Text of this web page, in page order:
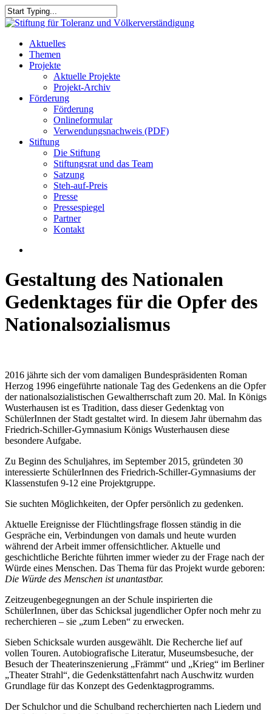
Skip
to
content
Close
search
Menu
Aktuelles
Themen
Projekte
Aktuelle Projekte
Projekt-Archiv
Förderung
Förderung
Onlineformular
Verwendungsnachweis (PDF)
Stiftung
Die Stiftung
Stiftungsrat und das Team
Satzung
Steh-auf-Preis
Presse
Pressespiegel
Partner
Kontakt
Gestaltung des Nationalen
Gedenktages für die Opfer des
Nationalsozialismus
2016 jährte sich der vom damaligen Bundespräsidenten Roman
Herzog 1996 eingeführte nationale Tag des Gedenkens an die Opfer
der nationalsozialistischen Gewaltherrschaft zum 20. Mal. In Königs
Wusterhausen ist es Tradition, dass dieser Gedenktag von
SchülerInnen der Stadt gestaltet wird. In diesem Jahr übernahm das
Friedrich-Schiller-Gymnasium Königs Wusterhausen diese
besondere Aufgabe.
Zu Beginn des Schuljahres, im September 2015, gründeten 30
interessierte SchülerInnen des Friedrich-Schiller-Gymnasiums der
Klassenstufen 9-12 eine Projektgruppe.
Sie suchten Möglichkeiten, der Opfer persönlich zu gedenken.
Aktuelle Ereignisse der Flüchtlingsfrage flossen ständig in die
Gespräche ein, Verbindungen von damals und heute wurden
während der Arbeit immer offensichtlicher. Aktuelle und
geschichtliche Berichte führten immer wieder zu der Frage nach der
Würde eines Menschen. Das Thema für das Projekt wurde geboren:
Die Würde des Menschen ist unantastbar.
Zeitzeugenbegegnungen an der Schule inspirierten die
SchülerInnen, über das Schicksal jugendlicher Opfer noch mehr zu
recherchieren – sie „zum Leben“ zu erwecken.
Sieben Schicksale wurden ausgewählt. Die Recherche lief auf
vollen Touren. Autobiografische Literatur, Museumsbesuche, der
Besuch der Theaterinszenierung „Främmt“ und „Krieg“ im Berliner
„Theater Strahl“, die Gedenkstättenfahrt nach Auschwitz wurden
Grundlage für das Konzept des Gedenktagprogramms.
Der Schulchor und die Schulband recherchierten nach Liedern und